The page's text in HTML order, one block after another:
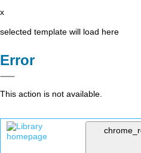
x
selected template will load here
Error
This action is not available.